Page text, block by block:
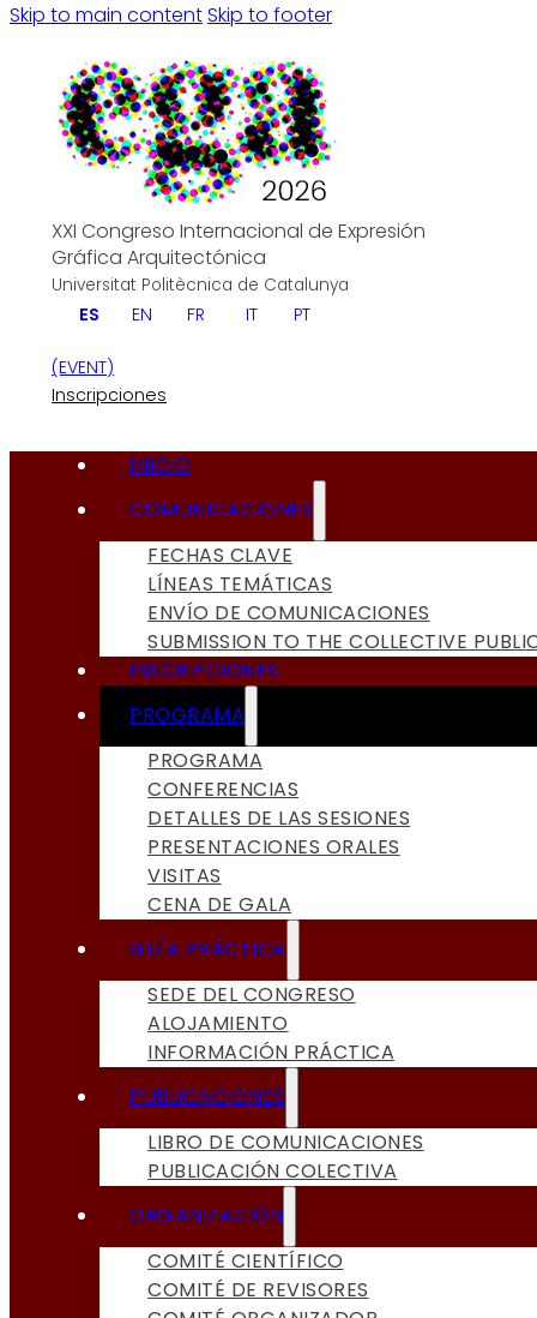
Skip to main contentSkip to footer
XXI Congreso Internacional de Expresión
Gráfica Arquitectónica
Universitat Politècnica de Catalunya
ES EN FR IT PT
(EVENT)
Inscripciones
INICIO
COMUNICACIONES
FECHAS CLAVE
LÍNEAS TEMÁTICAS
ENVÍO DE COMUNICACIONES
SUBMISSION TO THE COLLECTIVE
INSCRIPCIONES
PROGRAMA
PROGRAMA
CONFERENCIAS
DETALLES DE LAS SESIONES
PRESENTACIONES ORALES
VISITAS
CENA DE GALA
GUÍA PRÁCTICA
SEDE DEL CONGRESO
ALOJAMIENTO
INFORMACIÓN PRÁCTICA
PUBLICACIONES
LIBRO DE COMUNICACIONES
PUBLICACIÓN COLECTIVA
ORGANIZACIÓN
COMITÉ CIENTÍFICO
COMITÉ DE REVISORES